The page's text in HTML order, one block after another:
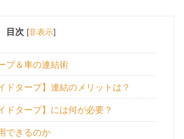
目次 [非表示]
プ＆車の連結術
ドタープ】連結のメリットは？
ドタープ】には何が必要？
できるのか